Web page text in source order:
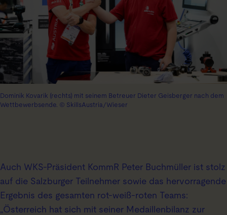
Dominik Kovarik (rechts) mit seinem Betreuer Dieter Geisberger nach dem
Wettbewerbsende. © SkillsAustria/Wieser
Auch WKS-Präsident KommR Peter Buchmüller ist stolz
auf die Salzburger Teilnehmer sowie das hervorragende
Ergebnis des gesamten rot-weiß-roten Teams:
„Österreich hat sich mit seiner Medaillenbilanz zur